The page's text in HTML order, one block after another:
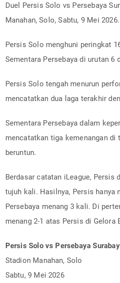
Duel Persis Solo vs Persebaya
Manahan, Solo, Sabtu, 9 Mei
Persis Solo menghuni peringkat
Sementara Persebaya di urutan 6
Persis Solo tengah menurun
mencatatkan dua laga terakhir
Sementara Persebaya dalam
mencatatkan tiga kemenangan di
beruntun.
Berdasar catatan iLeague, Persis
tujuh kali. Hasilnya, Persis hanya
Persebaya menang 3 kali. Di
menang 2-1 atas Persis di Gelora
Persis Solo vs Persebaya
Stadion Manahan, Solo
Sabtu, 9 Mei 2026